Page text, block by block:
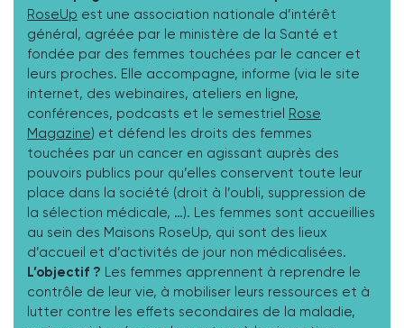
RoseUp est une association nationale d’intérêt
général, agréée par le ministère de la Santé et
fondée par des femmes touchées par le cancer et
leurs proches. Elle accompagne, informe (via le site
internet, des webinaires, ateliers en ligne,
conférences, podcasts et le semestriel
Rose
Magazine) et défend les droits des femmes
touchées par un cancer en agissant auprès des
pouvoirs publics pour qu’elles conservent toute leur
place dans la société (droit à l’oubli, suppression de
la sélection médicale, …). Les femmes sont accueillies
au sein des Maisons RoseUp, qui sont des lieux
d’accueil et d’activités de jour non médicalisées.
L’objectif ? Les femmes apprennent à reprendre le
contrôle de leur vie, à mobiliser leurs ressources et à
lutter contre les effets secondaires de la maladie,